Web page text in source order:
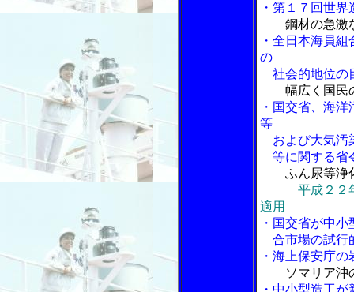
・第１７回世
鋼材の急激
・全日本海員
の
社会的地位の
幅広く国民
・国交省、海
等
および大気汚
等に関する省
ふん尿等浄
平成２２
適用
・国交省が中
合市場の試行
・海上保安庁
ソマリア沖
・中小型造工